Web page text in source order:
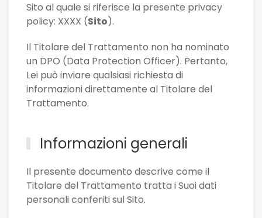
Sito al quale si riferisce la presente privacy
policy: XXXX (Sito).
Il Titolare del Trattamento non ha nominato
un DPO (Data Protection Officer). Pertanto,
Lei può inviare qualsiasi richiesta di
informazioni direttamente al Titolare del
Trattamento.
Informazioni generali
Il presente documento descrive come il
Titolare del Trattamento tratta i Suoi dati
personali conferiti sul Sito.